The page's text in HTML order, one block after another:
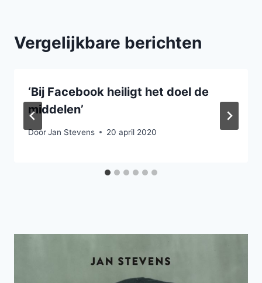
Vergelijkbare berichten
‘Bij Facebook heiligt het doel de
middelen’
DoorJan Stevens 20 april 2020